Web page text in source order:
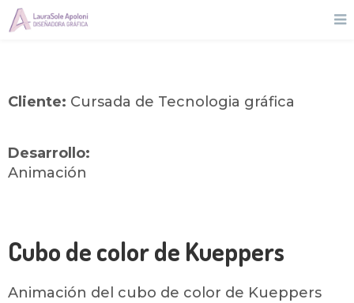
Cliente: Cursada de Tecnologia gráfica
Desarrollo:
Animación
Cubo de color de Kueppers
Animación del cubo de color de Kueppers